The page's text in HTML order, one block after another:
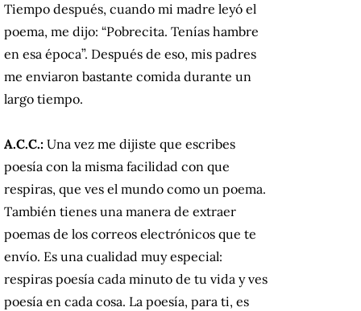
Tiempo después, cuando mi madre leyó el
poema, me dijo: “Pobrecita. Tenías hambre
en esa época”. Después de eso, mis padres
me enviaron bastante comida durante un
largo tiempo.
A.C.C.: Una vez me dijiste que escribes
poesía con la misma facilidad con que
respiras, que ves el mundo como un poema.
También tienes una manera de extraer
poemas de los correos electrónicos que te
envío. Es una cualidad muy especial:
respiras poesía cada minuto de tu vida y ves
poesía en cada cosa. La poesía, para ti, es